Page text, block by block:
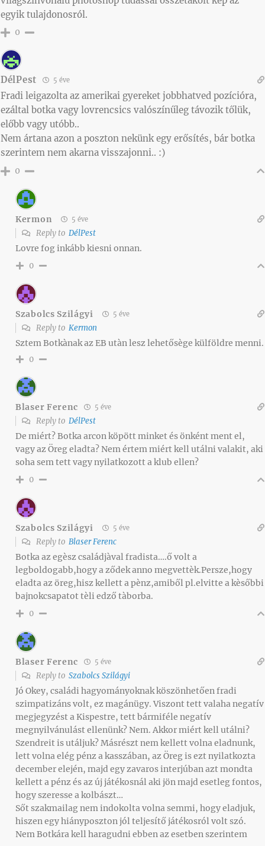
egyik tulajdonosról.
0
DélPest 5 éve
Fradi leigazolta az amerikai gyereket jobbhatved pozícióra,
ezáltal botka vagy lovrencsics valószínűleg távozik tőlük,
előbb vagy utóbb..
Nem ártana azon a poszton nekünk egy erősítés, bár botka
szerintem nem akarna visszajonni.. :)
0
Kermon 5 éve
Reply to DélPest
Lovre fog inkább kiesni onnan.
0
Szabolcs Szilágyi 5 éve
Reply to Kermon
Sztem Botkànak az EB utàn lesz lehetősège külföldre menni.
0
Blaser Ferenc 5 éve
Reply to DélPest
De miért? Botka arcon köpött minket és önként ment el,
vagy az Öreg eladta? Nem értem miért kell utálni valakit, aki
soha sem tett vagy nyilatkozott a klub ellen?
0
Szabolcs Szilágyi 5 éve
Reply to Blaser Ferenc
Botka az egèsz családjàval fradista….ő volt a
legboldogabb,hogy a ződek anno megvettèk.Persze,hogy
eladta az öreg,hisz kellett a pènz,amiből pl.elvitte a kèsőbbi
bajnokcsapatot tèli edző tàborba.
0
Blaser Ferenc 5 éve
Reply to Szabolcs Szilágyi
Jó Okey, családi hagyományoknak köszönhetően fradi
szimpatizáns volt, ez magánügy. Viszont tett valaha negatív
megjegyzést a Kispestre, tett bármiféle negatív
megnyilvánulást ellenünk? Nem. Akkor miért kell utálni?
Szendreit is utáljuk? Másrészt nem kellett volna eladnunk,
lett volna elég pénz a kasszában, az Öreg is ezt nyilatkozta
december elején, majd egy zavaros interjúban azt mondta
kellett a pénz és az új játékosnál aki jön majd esetleg fontos,
hogy szeresse a kolbászt…
Sőt szakmailag nem indokolta volna semmi, hogy eladjuk,
hiszen egy hiányposzton jól teljesítő játékosról volt szó.
Nem Botkára kell haragudni ebben az esetben szerintem